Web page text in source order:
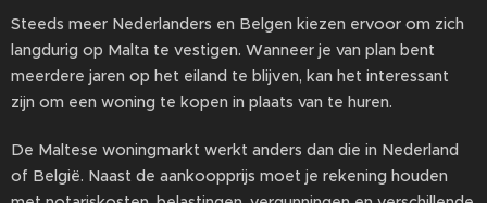
Steeds meer Nederlanders en Belgen kiezen ervoor om zich
langdurig op Malta te vestigen. Wanneer je van plan bent
meerdere jaren op het eiland te blijven, kan het interessant
zijn om een woning te kopen in plaats van te huren.
De Maltese woningmarkt werkt anders dan die in Nederland
of België. Naast de aankoopprijs moet je rekening houden